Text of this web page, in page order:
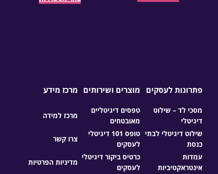
פתרונות לעסקים
מסכי לד – שילוט
דיגיטלי
שילוט דיגיטלי לבתי
כנסת
עמדות
אינטראקטיביות
מוצרים ושירותים
טפסים דיגיטליים
מאובטחים
טופס 101 דיגיטלי
לעסקים
כרטיס ביקור דיגיטלי
לעסקים
מרכז מידע
מרכז למידה
צרו קשר
מדיניות הפרטיות